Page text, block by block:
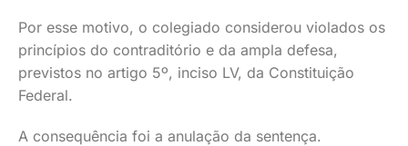
Por esse motivo, o colegiado considerou violados os
princípios do contraditório e da ampla defesa,
previstos no artigo 5º, inciso LV, da Constituição
Federal.
A consequência foi a anulação da sentença.